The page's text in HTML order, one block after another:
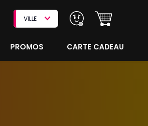
VILLE
PROMOS CARTE CADEAU